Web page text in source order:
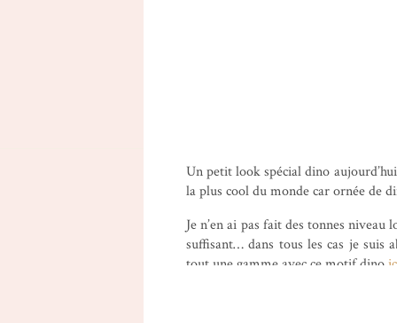
Un petit look spécial dino
la plus cool du monde car ornée de
Je n’en ai pas fait des tonnes
suffisant… dans tous les cas je suis
tout une gamme avec ce motif dino